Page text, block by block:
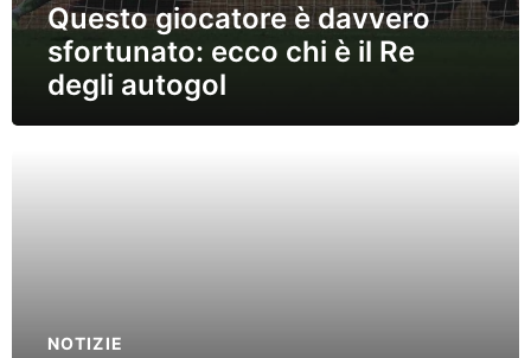
Questo giocatore è davvero
sfortunato: ecco chi è il Re
degli autogol
NOTIZIE